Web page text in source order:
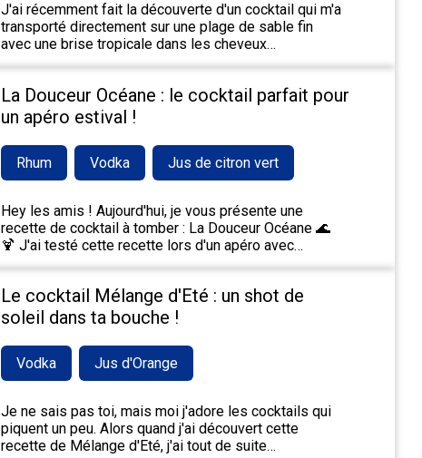
J'ai récemment fait la découverte d'un cocktail qui m'a
transporté directement sur une plage de sable fin
avec une brise tropicale dans les cheveux…
La Douceur Océane : le cocktail parfait pour
un apéro estival !
Rhum Vodka Jus de citron vert
Hey les amis ! Aujourd'hui, je vous présente une
recette de cocktail à tomber : La Douceur Océane 🌊
🍹 J'ai testé cette recette lors d'un apéro avec…
Le cocktail Mélange d'Eté : un shot de
soleil dans ta bouche !
Vodka Jus d'Orange
Je ne sais pas toi, mais moi j'adore les cocktails qui
piquent un peu. Alors quand j'ai découvert cette
recette de Mélange d'Eté, j'ai tout de suite…